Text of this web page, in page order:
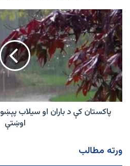
پاکستان
کې
د
باران
او
سیلاب
پېښو
کې
۳۷
اوښتې
اوښتې
ورته مطالب